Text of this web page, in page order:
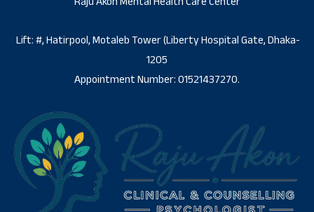
Lift: #, Hatirpool, Motaleb Tower (Liberty Hospital Gate, Dhaka-
1205
Appointment Number: 01521437270.